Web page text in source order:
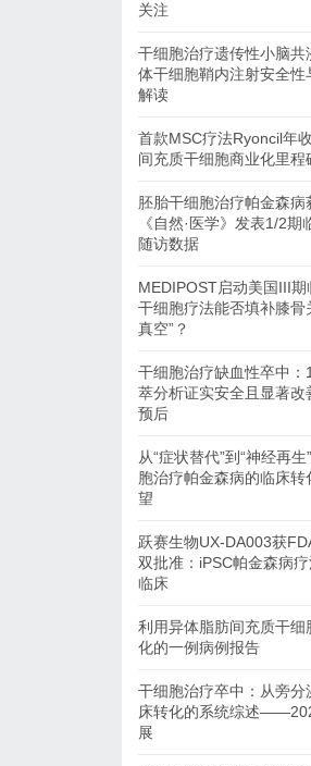
关注
干细胞治疗遗传性小脑共
体干细胞鞘内注射安全性
解读
首款MSC疗法Ryoncil年
间充质干细胞商业化里程
胚胎干细胞治疗帕金森病
《自然·医学》发表1/2期
随访数据
MEDIPOST启动美国III期
干细胞疗法能否填补膝骨
真空”？
干细胞治疗缺血性卒中：
萃分析证实安全且显著改
预后
从“症状替代”到“神经再
胞治疗帕金森病的临床转
望
跃赛生物UX-DA003获
双批准：iPSC帕金森病
临床
利用异体脂肪间充质干细
化的一例病例报告
干细胞治疗卒中：从旁分
床转化的系统综述
展